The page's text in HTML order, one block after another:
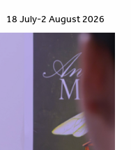
18 July-2 August 2026